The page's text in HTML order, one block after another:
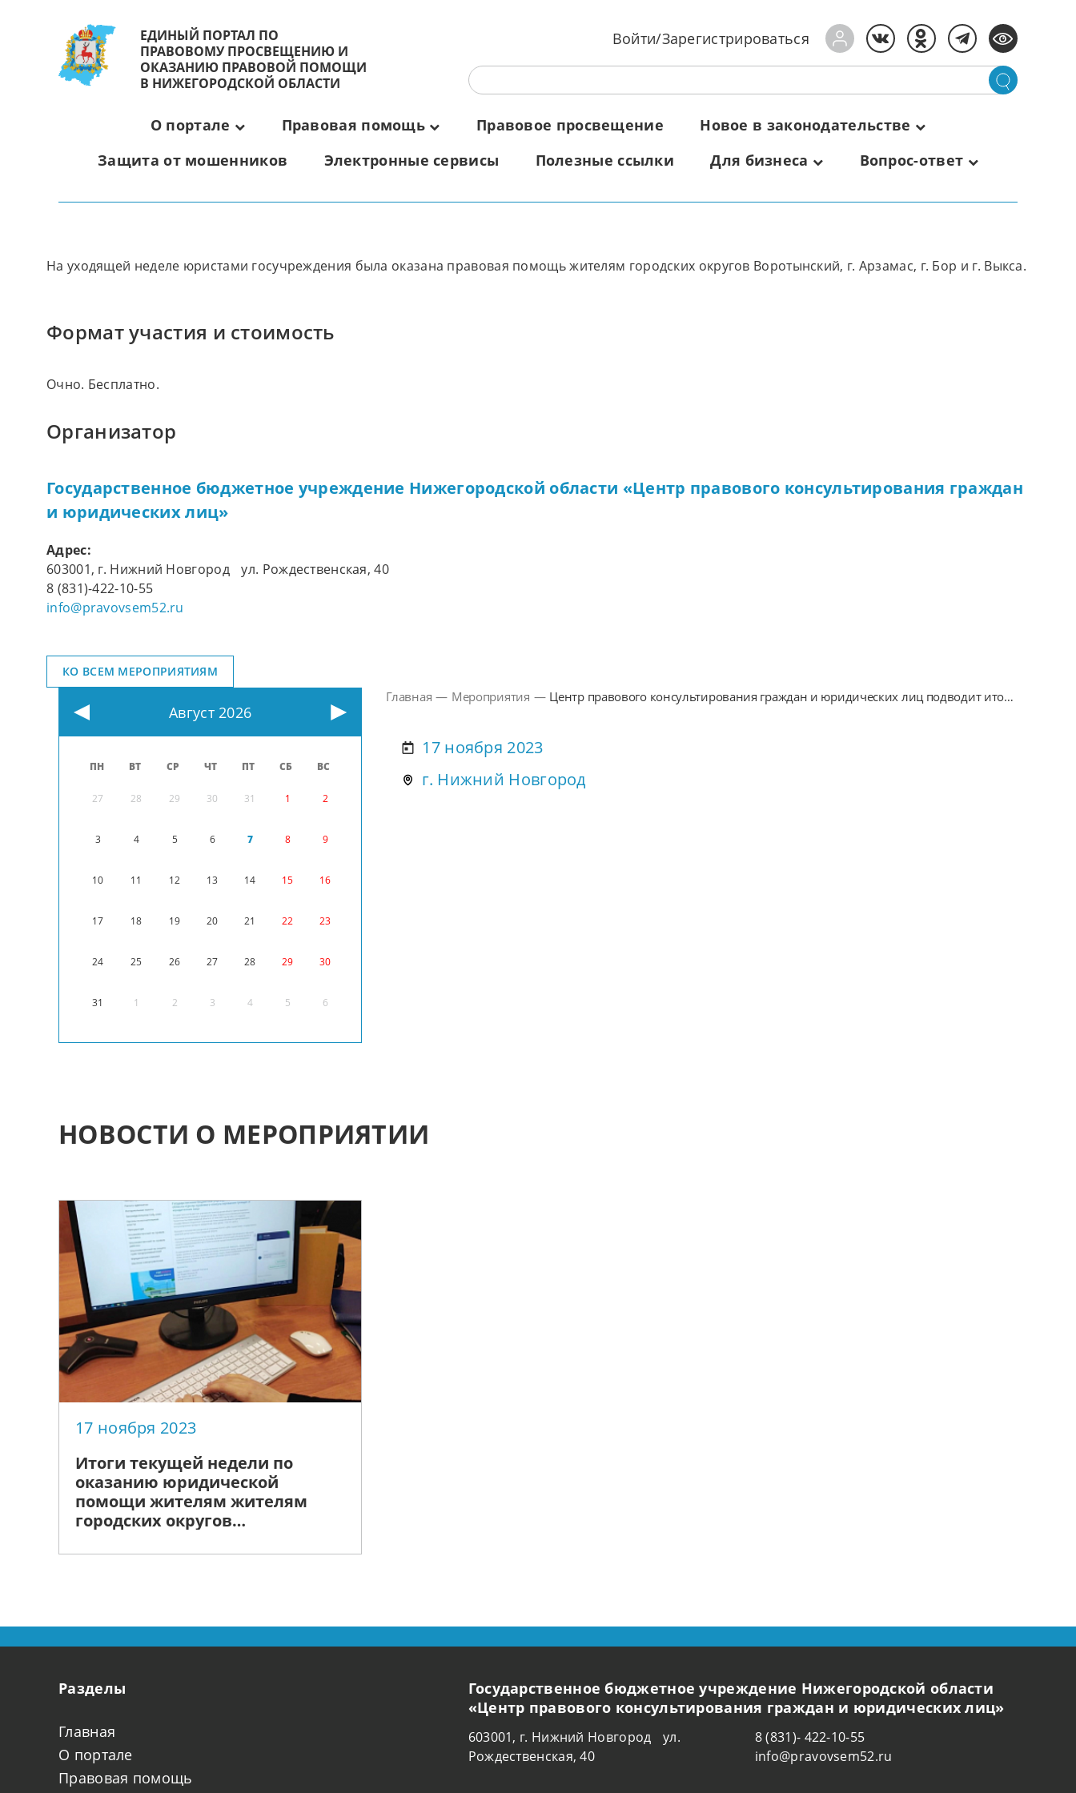
ЕДИНЫЙ ПОРТАЛ ПО
ПРАВОВОМУ ПРОСВЕЩЕНИЮ И
ОКАЗАНИЮ ПРАВОВОЙ ПОМОЩИ
В НИЖЕГОРОДСКОЙ ОБЛАСТИ
Войти/Зарегистрироваться
О портале Правовая помощь Правовое просвещение
Новое в законодательстве
Защита от мошенников
Электронные сервисы Полезные ссылки Для бизнеса Вопрос-ответ
Август 2026
ПН ВТ СР ЧТ ПТ СБ ВС
27 28 29 30 31 1 2
3 4 5 6 7 8 9
10 11 12 13 14 15 16
17 18 19 20 21 22 23
24 25 26 27 28 29 30
31 1 2 3 4 5 6
Главная — Мероприятия — Центр правового консультирования граждан и юридических лиц подводит итоги
17 ноября 2023
г. Нижний Новгород
На уходящей неделе юристами госучреждения была оказана правовая помощь жителям городских округов Воротынский, г. Арзамас, г. Бор и г. Выкса.
Формат участия и стоимость
Очно. Бесплатно.
Организатор
Государственное бюджетное учреждение Нижегородской области «Центр правового консультирования граждан
и юридических лиц»
Адрес:
603001, г. Нижний Новгород ул. Рождественская, 40
8 (831)-422-10-55
info@pravovsem52.ru
КО ВСЕМ МЕРОПРИЯТИЯМ
НОВОСТИ О МЕРОПРИЯТИИ
17 ноября 2023
Итоги текущей недели по
оказанию юридической
помощи жителям жителям
городских округов
и г. Выкса
Разделы
Главная
О портале
Правовая помощь
Государственное бюджетное учреждение Нижегородской области
«Центр правового консультирования граждан и юридических лиц»
603001, г. Нижний Новгород ул.
Рождественская, 40
8 (831)- 422-10-55
info@pravovsem52.ru